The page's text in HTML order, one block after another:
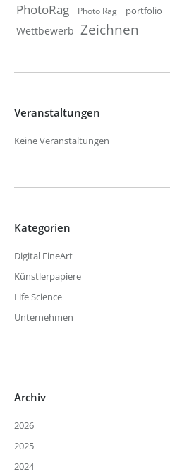
PhotoRag Photo Rag portfolio
Wettbewerb Zeichnen
Veranstaltungen
Keine Veranstaltungen
Kategorien
Digital FineArt
Künstlerpapiere
Life Science
Unternehmen
Archiv
2026
2025
2024